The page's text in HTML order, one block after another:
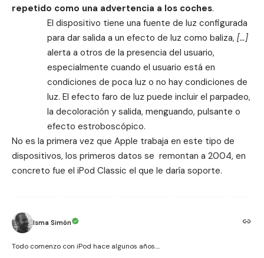
repetido como una advertencia a los coches.
El dispositivo tiene una fuente de luz configurada
para dar salida a un efecto de luz como baliza, […]
alerta a otros de la presencia del usuario,
especialmente cuando el usuario está en
condiciones de poca luz o no hay condiciones de
luz. El efecto faro de luz puede incluir el parpadeo,
la decoloración y salida, menguando, pulsante o
efecto estroboscópico.
No es la primera vez que Apple trabaja en este tipo de
dispositivos, los primeros datos se remontan a 2004, en
concreto fue el iPod Classic el que le daría soporte.
Isma Simón
Todo comenzo con iPod hace algunos años....